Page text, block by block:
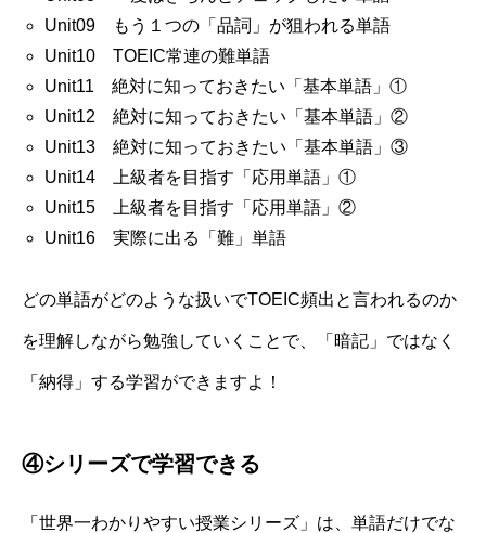
Unit09 もう１つの「品詞」が狙われる単語
Unit10 TOEIC常連の難単語
Unit11 絶対に知っておきたい「基本単語」①
Unit12 絶対に知っておきたい「基本単語」②
Unit13 絶対に知っておきたい「基本単語」③
Unit14 上級者を目指す「応用単語」①
Unit15 上級者を目指す「応用単語」②
Unit16 実際に出る「難」単語
どの単語がどのような扱いでTOEIC頻出と言われるのか
を理解しながら勉強していくことで、「暗記」ではなく
「納得」する学習ができますよ！
④シリーズで学習できる
「世界一わかりやすい授業シリーズ」は、単語だけでな